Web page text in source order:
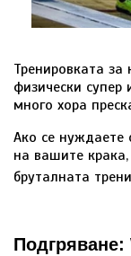
Тренировката
физически
много хора
Ако се нуждаете
на вашите
бруталната